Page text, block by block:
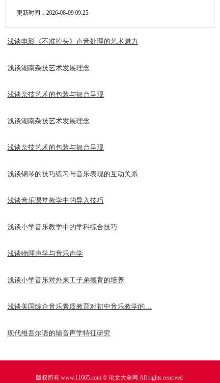
更新时间： 2026-08-09 09:25
浅谈电影《不准掉头》声音处理的艺术魅力
浅谈湖南杂技艺术发展理念
浅谈杂技艺术的包装与舞台呈现
浅谈湖南杂技艺术发展理念
浅谈杂技艺术的包装与舞台呈现
浅谈钢琴的技巧练习与音乐表现的互动关系
浅谈音乐课堂教学中的导入技巧
浅谈小学音乐教学中的学科综合技巧
浅谈物理声学与音乐声学
浅谈小学音乐对外来工子弟德育的培养
浅谈美国综合音乐素质教育对初中音乐教学的…
现代维吾尔语的辅音声学特征研究
版权所有 www.11665.com © 论文大全网 All rights reserved